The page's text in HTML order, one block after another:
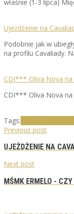
właśnie (1-3 lipca)
Ujeżdżenie na
Podobnie jak w
na profilu Cavaliady.
CDI*** Oliva Nova na
CDI*** Oliva Nova na
Tags:
Previous post
UJEŻDŻENIE NA
Next post
MŚMK ERMELO -